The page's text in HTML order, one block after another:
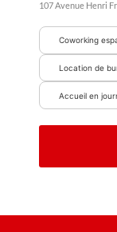
107 Avenue Henri
Coworking
Location de
Accueil en